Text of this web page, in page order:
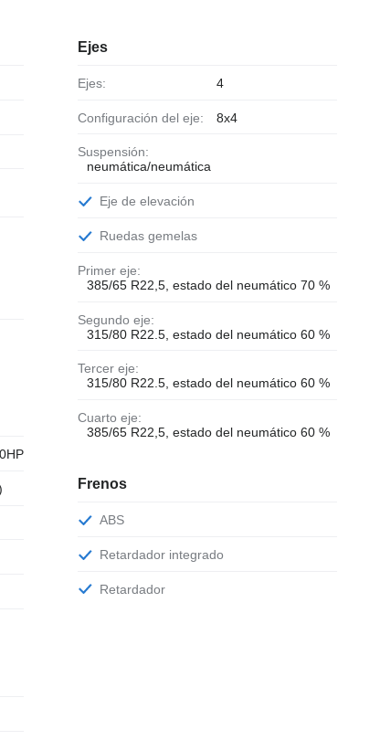
Ejes
Ejes: 4
Configuración del eje: 8x4
Suspensión:
neumática/neumática
Eje de elevación
Ruedas gemelas
Primer eje:
385/65 R22,5, estado del neumático 70 %
Segundo eje:
315/80 R22.5, estado del neumático 60 %
Tercer eje:
315/80 R22.5, estado del neumático 60 %
Cuarto eje:
385/65 R22,5, estado del neumático 60 %
Frenos
ABS
Retardador integrado
Retardador